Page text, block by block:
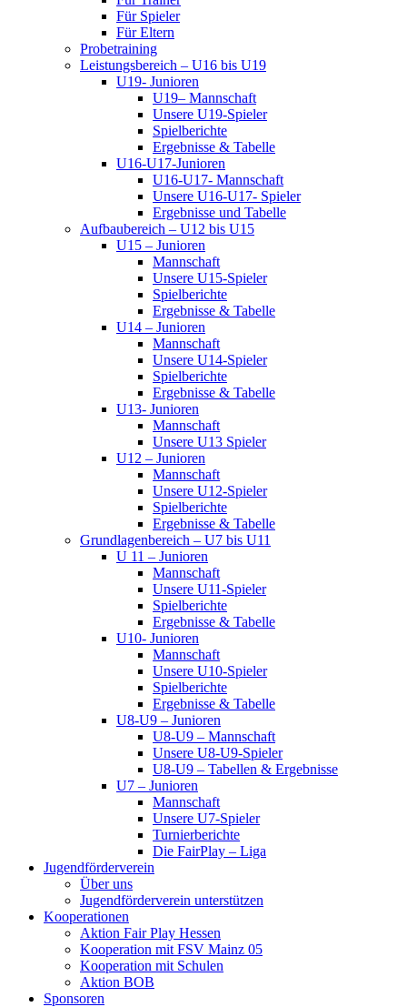
Für Spieler
Für Eltern
Probetraining
Leistungsbereich – U16 bis U19
U19- Junioren
U19– Mannschaft
Unsere U19-Spieler
Spielberichte
Ergebnisse & Tabelle
U16-U17-Junioren
U16-U17- Mannschaft
Unsere U16-U17- Spieler
Ergebnisse und Tabelle
Aufbaubereich – U12 bis U15
U15 – Junioren
Mannschaft
Unsere U15-Spieler
Spielberichte
Ergebnisse & Tabelle
U14 – Junioren
Mannschaft
Unsere U14-Spieler
Spielberichte
Ergebnisse & Tabelle
U13- Junioren
Mannschaft
Unsere U13 Spieler
U12 – Junioren
Mannschaft
Unsere U12-Spieler
Spielberichte
Ergebnisse & Tabelle
Grundlagenbereich – U7 bis U11
U 11 – Junioren
Mannschaft
Unsere U11-Spieler
Spielberichte
Ergebnisse & Tabelle
U10- Junioren
Mannschaft
Unsere U10-Spieler
Spielberichte
Ergebnisse & Tabelle
U8-U9 – Junioren
U8-U9 – Mannschaft
Unsere U8-U9-Spieler
U8-U9 – Tabellen & Ergebnisse
U7 – Junioren
Mannschaft
Unsere U7-Spieler
Turnierberichte
Die FairPlay – Liga
Jugendförderverein
Über uns
Jugendförderverein unterstützen
Kooperationen
Aktion Fair Play Hessen
Kooperation mit FSV Mainz 05
Kooperation mit Schulen
Aktion BOB
Sponsoren